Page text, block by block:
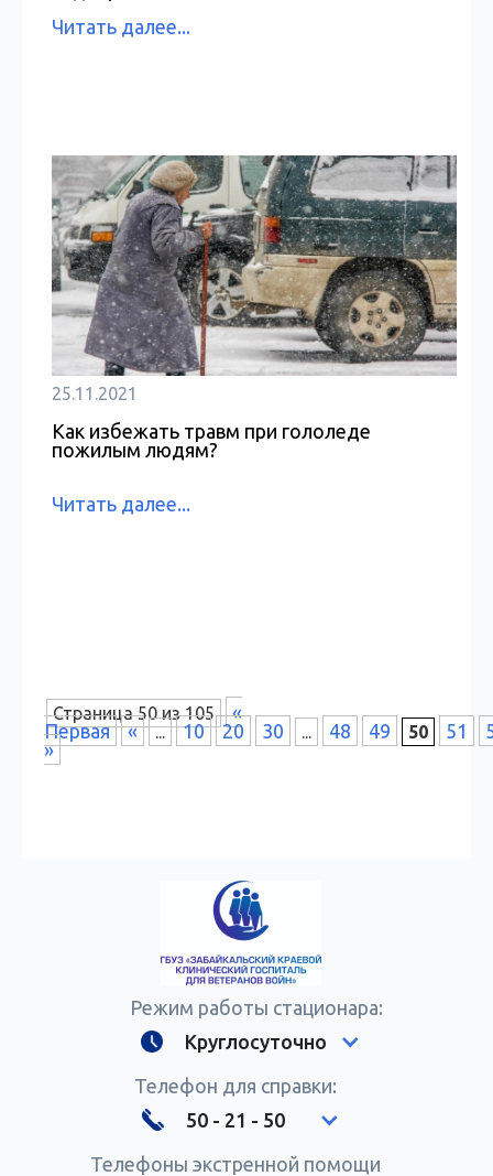
Читать далее...
25.11.2021
Как избежать травм при гололеде
пожилым людям?
Читать далее...
Страница 50 из 105
«
Первая
« ... 10 20 30 ... 48 49 50 51
»
Режим работы стационара:
Круглосуточно
Телефон для справки:
50 - 21 - 50
Телефоны экстренной помощи